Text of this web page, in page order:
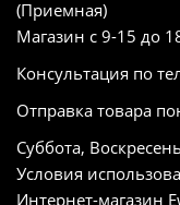
(Приемная)
Магазин с 9-15 до
Консультация по
Отправка товара
Суббота,
Условия
Интернет-магазин